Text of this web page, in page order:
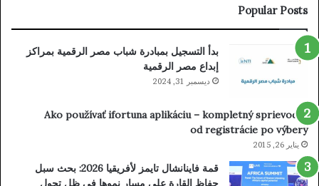
قنوات
بين
العلامات
التجارية
والمصنعيين
Popular Posts
بدأ التسجيل بمبادرة شباب مصر الرقمية بمراكز
إبداع مصر الرقمية
ديسمبر 31, 2024
Ako používať ifortuna aplikáciu – kompletný sprievodca
od registrácie po výbery
يناير 26, 2015
قمة فاينانشال تايمز لأفريقيا 2026: بحث سبل